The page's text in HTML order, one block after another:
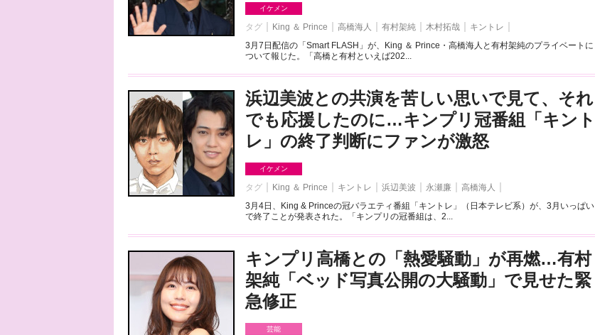
イケメン
タグ King ＆ Prince 高橋海人 有村架純 木村拓哉
キントレ
3月7日配信の「Smart FLASH」が、King ＆ Prince・高橋海人と有村架純のプライベートに
ついて報じた。「高橋と有村といえば202...
浜辺美波との共演を苦しい思いで見て、それ
でも応援したのに…キンプリ冠番組「キント
レ」の終了判断にファンが激怒
イケメン
タグ King ＆ Prince キントレ 浜辺美波 永瀬廉
高橋海人
3月4日、King & Princeの冠バラエティ番組「キントレ」（日本テレビ系）が、3月いっぱい
で終了ことが発表された。「キンプリの冠番組は、2...
キンプリ高橋との「熱愛騒動」が再燃…有村
架純「ベッド写真公開の大騒動」で見せた緊
急修正
芸能